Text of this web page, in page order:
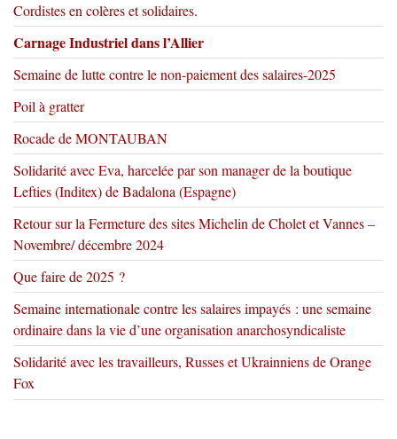
Cordistes en colères et solidaires.
Carnage Industriel dans l’Allier
Semaine de lutte contre le non-paiement des salaires-2025
Poil à gratter
Rocade de MONTAUBAN
Solidarité avec Eva, harcelée par son manager de la boutique
Lefties (Inditex) de Badalona (Espagne)
Retour sur la Fermeture des sites Michelin de Cholet et Vannes –
Novembre/ décembre 2024
Que faire de 2025 ?
Semaine internationale contre les salaires impayés : une semaine
ordinaire dans la vie d’une organisation anarchosyndicaliste
Solidarité avec les travailleurs, Russes et Ukrainniens de Orange
Fox